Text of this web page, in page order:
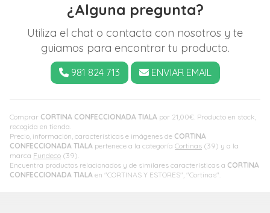
Comprar CORTINA CONFECCIONADA TIALA por 21,00€ . Producto en stock,
recogida en tienda.
Precio, información, características e imágenes de CORTINA
CONFECCIONADA TIALA pertenece a la categoría Cortinas (39) y a la
marca Fundeco (39).
Encuentra productos relacionados y de similares características a CORTINA
CONFECCIONADA TIALA en "CORTINAS Y ESTORES", "Cortinas".
¿Alguna pregunta?
Utiliza el chat o contacta con nosotros y te
guiamos para encontrar tu producto.
981 824 713 ENVIAR EMAIL